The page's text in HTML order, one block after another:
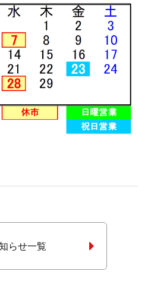
らせ一覧